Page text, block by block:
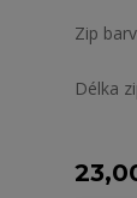
Zip
Délka